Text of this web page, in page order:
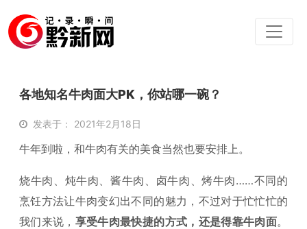
各地知名牛肉面大PK，你站哪一碗？
发表于： 2021年2月18日
牛年到啦，和牛肉有关的美食当然也要安排上。
烧牛肉、炖牛肉、酱牛肉、卤牛肉、烤牛肉……不同的
烹饪方法让牛肉变幻出不同的魅力，不过对于忙忙忙的
我们来说， 享受牛肉最快捷的方式，还是得靠牛肉面。